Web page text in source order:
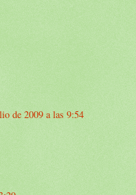
de 2009 a las 9:54